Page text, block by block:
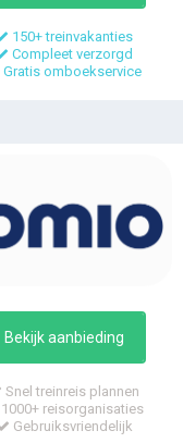
150+ treinvakanties
Compleet verzorgd
Gratis omboekservice
Bekijk aanbieding
Snel treinreis plannen
1000+ reisorganisaties
Gebruiksvriendelijk